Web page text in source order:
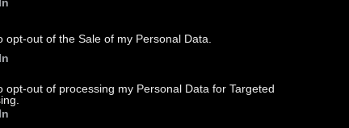
opt-out of the Sale of my Personal Data.
opt-out of processing my Personal Data for Targeted
Μέγαρο Μουσικής Αθηνών & ΜΕΚΕΠ
20 Ιουνίου 2026 Ι ώρα 21:00
Kayne – Θοδωρής Οικονόμου “BLUE”
Μέγαρο Μουσικής Αθηνών & Cricos
23 & Τετάρτη 24 Ιουνίου 2026 Ι ώρα 20:30